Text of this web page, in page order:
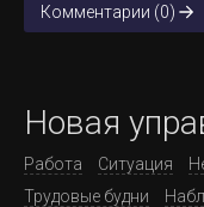
Комментарии (0)
Новая
Работа Ситуация
Трудовые будни